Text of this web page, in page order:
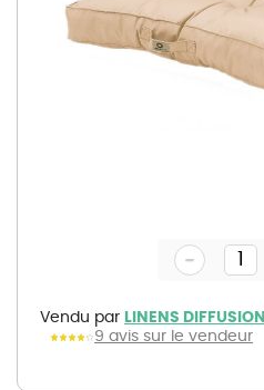
gallery
Vendu par LINENS DIFFUSION
9 avis sur le vendeur
-